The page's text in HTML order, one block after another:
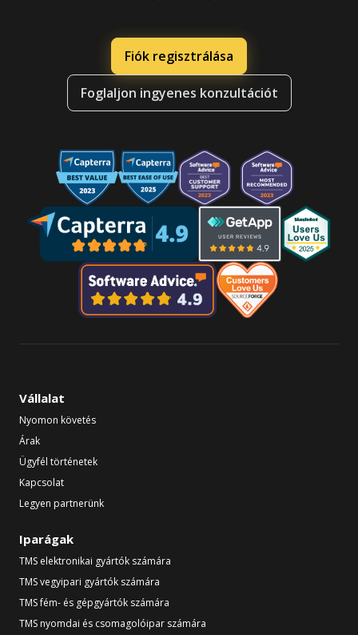
Fiók regisztrálása
Foglaljon ingyenes konzultációt
Vállalat
Nyomon követés
Árak
Ügyfél történetek
Kapcsolat
Legyen partnerünk
Iparágak
TMS elektronikai gyártók számára
TMS vegyipari gyártók számára
TMS fém- és gépgyártók számára
TMS nyomdai és csomagolóipar számára